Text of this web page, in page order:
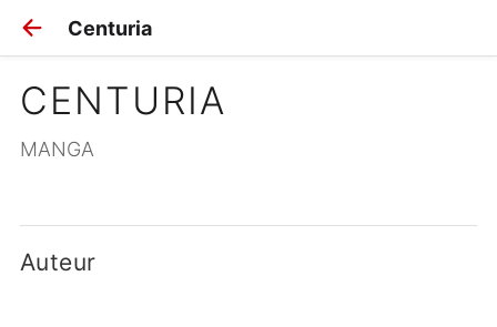
Centuria
CENTURIA
MANGA
Auteur